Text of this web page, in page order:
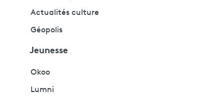
Actualités culture
Géopolis
Jeunesse
Okoo
Lumni